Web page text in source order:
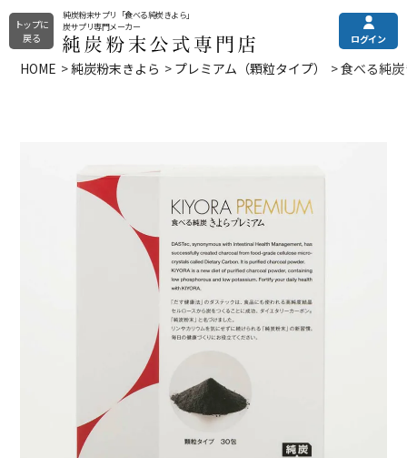
トップに
戻る
純炭粉末サプリ「食べる純炭きよら」
炭サプリ専門メーカー
ログイン
HOME 純炭粉末きよら プレミアム（顆粒タイプ） 食べる純
全商品一覧
よくある質問
クレアチニンでは分からない
eGFR（残腎機能）の調べ方
健康に関する記事を読む
錠剤タイプ プレミアムタイプ
定期購入（申込/休会/退会）
お試し商品
選び方でお悩みの方はこちら
平日9:00〜16:00
0120-090-218
フォームからお問い合わせ
お問い合わせフォーム
24時間受付
よくある質問